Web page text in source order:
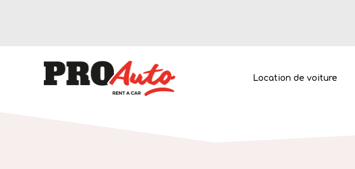
Location de voiture